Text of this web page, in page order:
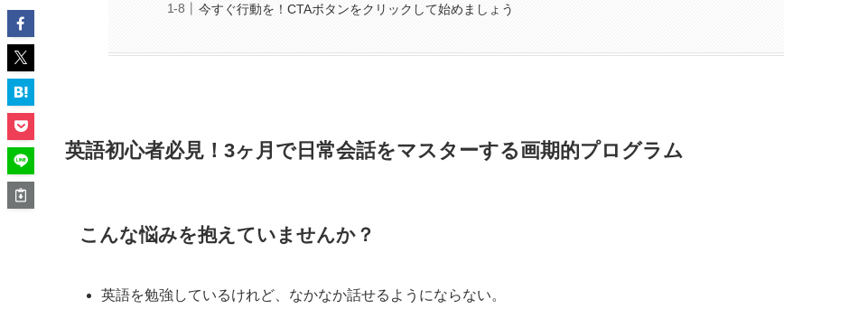
今すぐ行動を！CTAボタンをクリックして始めましょう
英語初心者必見！3ヶ月で日常会話をマスターする画期的プログラム
こんな悩みを抱えていませんか？
英語を勉強しているけれど、なかなか話せるようにならない。